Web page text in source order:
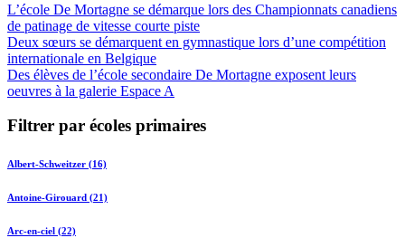
L’école De Mortagne se démarque lors des Championnats canadiens
de patinage de vitesse courte piste
Deux sœurs se démarquent en gymnastique lors d’une compétition
internationale en Belgique
Des élèves de l’école secondaire De Mortagne exposent leurs
oeuvres à la galerie Espace A
Filtrer par écoles primaires
Albert-Schweitzer (16)
Antoine-Girouard (21)
Arc-en-ciel (22)